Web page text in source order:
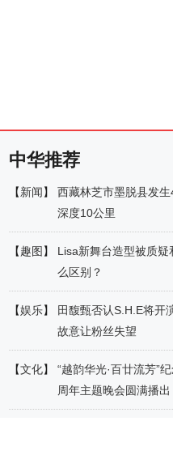
中华推荐
【新闻】
西藏林芝市墨脱县发
深度10公里
【趣图 】
Lisa新舞台造型被质疑
么区别？
【娱乐】
田馥甄否认S.H.E将开
故意让粉丝失望
【文化】
“越韵华光·百廿流芳”
周年主题晚会圆满播出